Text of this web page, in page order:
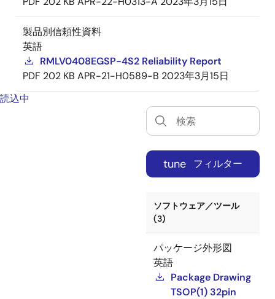
製品別信頼性資料
英語
RMLV0408EGSP-4S2 Reliability Report
PDF 202 KB APR-21-H0589-B 2023年3月15日
読込中
tune フィルター
ソフトウェア／ツール
(3)
パッケージ外形図
英語
Package Drawing
TSOP(1) 32pin